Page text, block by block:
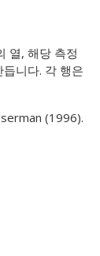
열, 해당 측정
니다. 각 행은
(1996).